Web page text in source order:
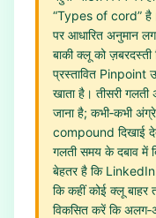
“Types of cord” है।
पर आधारित अनुमान
बाकी क्लू को
प्रस्तावित Pinpoint
खाता है। तीसरी
जाना है; कभी‑कभी
compound दिखाई
गलती समय के दबाव में
बेहतर है कि LinkedIn
कि कहीं कोई क्लू
विकसित करें कि